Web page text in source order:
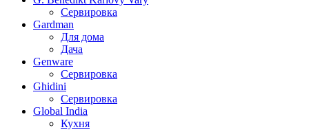
Сервировка
Gardman
Для дома
Дача
Genware
Сервировка
Ghidini
Сервировка
Global India
Кухня